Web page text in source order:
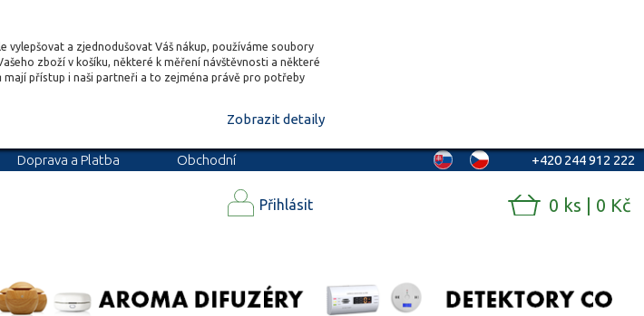
vylepšovat a zjednodušovat Váš nákup, používáme soubory
zboží v košíku, některé k měření návštěvnosti a některé
přístup i naši partneři a to zejména právě pro potřeby
Zobrazit detaily
Doprava a Platba
Obchodní
+420 244 912 222
Přihlásit 0 ks | 0 Kč